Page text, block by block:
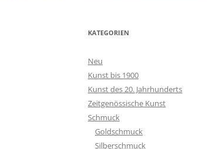
KATEGORIEN
Neu
Kunst bis 1900
Kunst des 20. Jahrhunderts
Zeitgenössische Kunst
Schmuck
Goldschmuck
Silberschmuck